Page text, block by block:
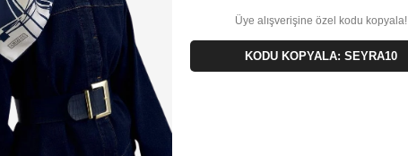
Üye alışverişine özel kodu kopyala!
KODU KOPYALA: SEYRA10